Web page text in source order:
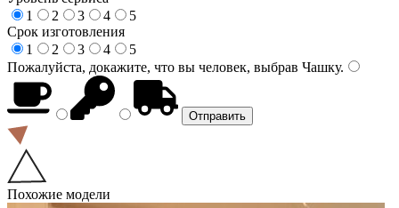
1
2 3 4
5
Срок изготовления
1
2 3 4
5
Пожалуйста, докажите, что вы человек, выбрав Чашку.
Похожие модели